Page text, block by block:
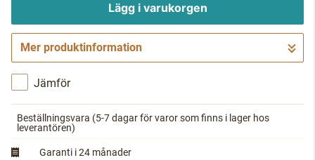
Lägg i varukorgen
Gå till kassan
Mer produktinformation
Jämför
Beställningsvara (5-7 dagar för varor som finns i lager hos
leverantören)
Garanti i 24 månader